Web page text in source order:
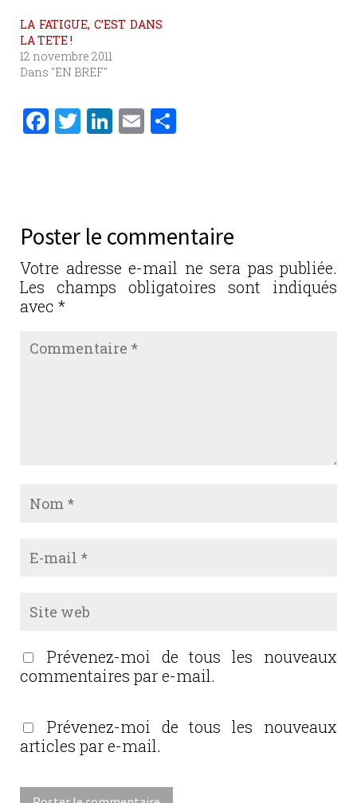
LA FATIGUE, C’EST DANS
LA TETE !
12 novembre 2011
Dans "EN BREF"
F
b
o
o
k
T
r
Li
n
E
er
Poster le commentaire
Votre adresse e-mail ne sera pas publiée.
Les champs obligatoires sont indiqués
avec *
Prévenez-moi de tous les nouveaux
commentaires par e-mail.
Prévenez-moi de tous les nouveaux
articles par e-mail.